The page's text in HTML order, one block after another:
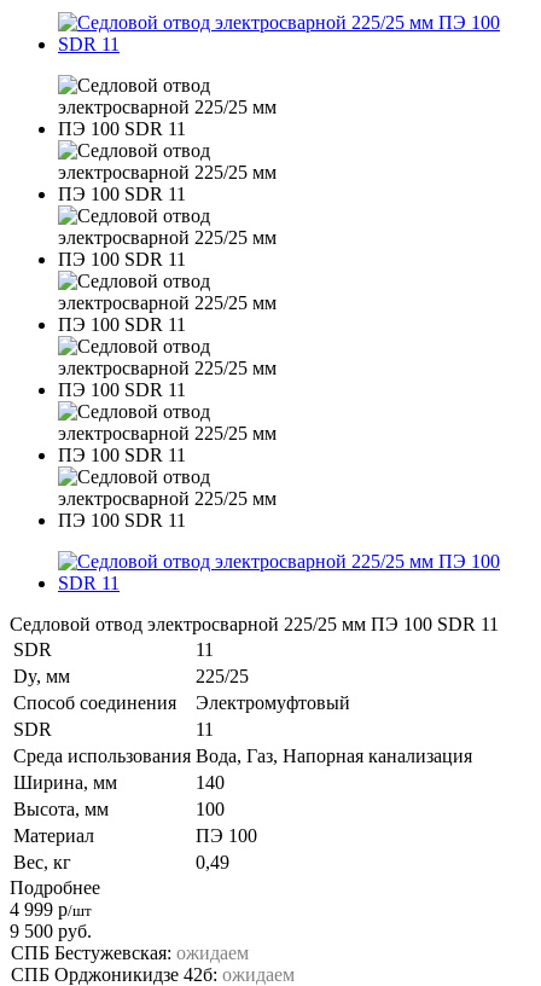
Седловой отвод электросварной 225/25 мм ПЭ 100 SDR 11
SDR
11
Dy, мм
225/25
Способ соединения
Электромуфтовый
SDR
11
Среда использования Вода, Газ, Напорная канализация
Ширина, мм
140
Высота, мм
100
Материал
ПЭ 100
Вес, кг
0,49
Подробнее
4 999 р/шт
9 500 руб.
СПБ Бестужевская: ожидаем
СПБ Орджоникидзе 42б: ожидаем